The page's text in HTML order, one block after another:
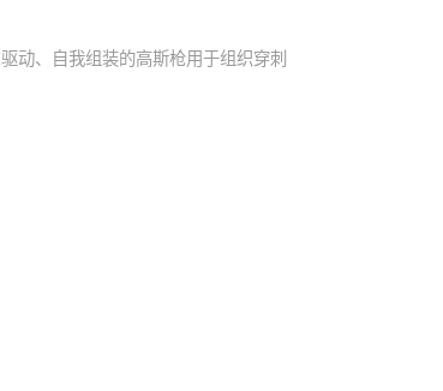
动、自我组装的高斯枪用于组织穿刺